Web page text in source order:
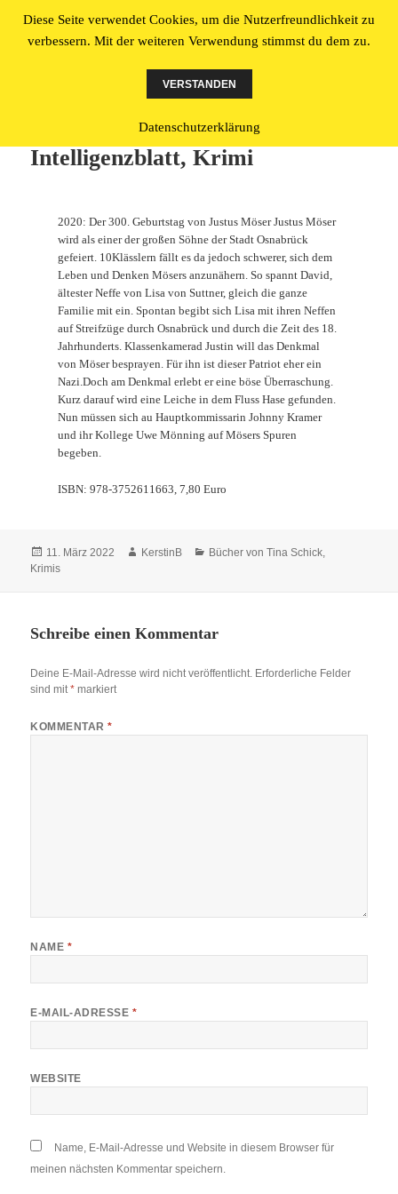
Literatur made in Osnabrück
Tina Schick: Neues Osnabrücker
Intelligenzblatt, Krimi
2020: Der 300. Geburtstag von Justus Möser Justus Möser
wird als einer der großen Söhne der Stadt Osnabrück
gefeiert. 10Klässlern fällt es da jedoch schwerer, sich dem
Leben und Denken Mösers anzunähern. So spannt David,
ältester Neffe von Lisa von Suttner, gleich die ganze
Familie mit ein. Spontan begibt sich Lisa mit ihren Neffen
auf Streifzüge durch Osnabrück und durch die Zeit des 18.
Jahrhunderts. Klassenkamerad Justin will das Denkmal
von Möser besprayen. Für ihn ist dieser Patriot eher ein
Nazi.Doch am Denkmal erlebt er eine böse Überraschung.
Kurz darauf wird eine Leiche in dem Fluss Hase gefunden.
Nun müssen sich au Hauptkommissarin Johnny Kramer
und ihr Kollege Uwe Mönning auf Mösers Spuren
begeben.
ISBN: 978-3752611663, 7,80 Euro
Veröffentlicht
am
11. März 2022 Autor
KerstinB Kategorien
Bücher von Tina Schick,
Krimis
Schreibe einen Kommentar
Deine E-Mail-Adresse wird nicht veröffentlicht. Erforderliche Felder
sind mit* markiert
KOMMENTAR*
NAME *
E-MAIL-ADRESSE *
WEBSITE
Name, E-Mail-Adresse und Website in diesem Browser für
meinen nächsten Kommentar speichern.
Diese Seite verwendet Cookies, um die Nutzerfreundlichkeit zu
verbessern. Mit der weiteren Verwendung stimmst du dem zu.
VERSTANDEN
Datenschutzerklärung